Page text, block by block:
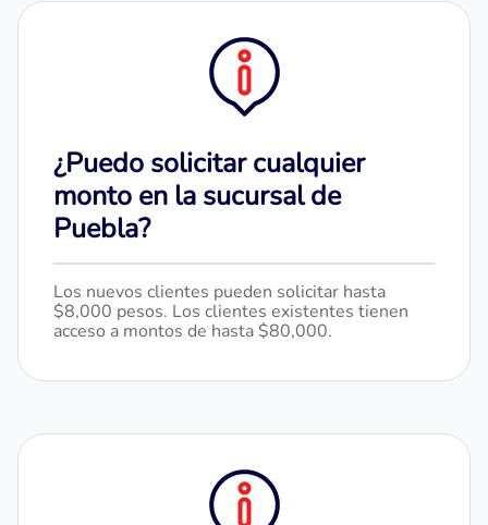
¿Puedo solicitar cualquier
monto en la sucursal de
Puebla?
Los nuevos clientes pueden solicitar hasta
$8,000 pesos. Los clientes existentes tienen
acceso a montos de hasta $80,000.